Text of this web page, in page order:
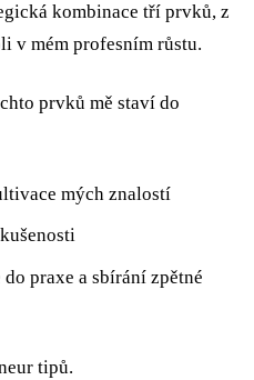
kombinace tří prvků, z
v mém profesním růstu.
prvků mě staví do
mých znalostí
praxe a sbírání zpětné
tipů.